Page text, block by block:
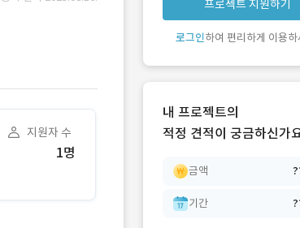
‘이런 거’ 만들어본
개발 회사 있어?
지원자 수
1명
프로젝트 지원하기
로그인하여 편리하게 이용하
내 프로젝트의
적정 견적이 궁금하신가
금액
기간